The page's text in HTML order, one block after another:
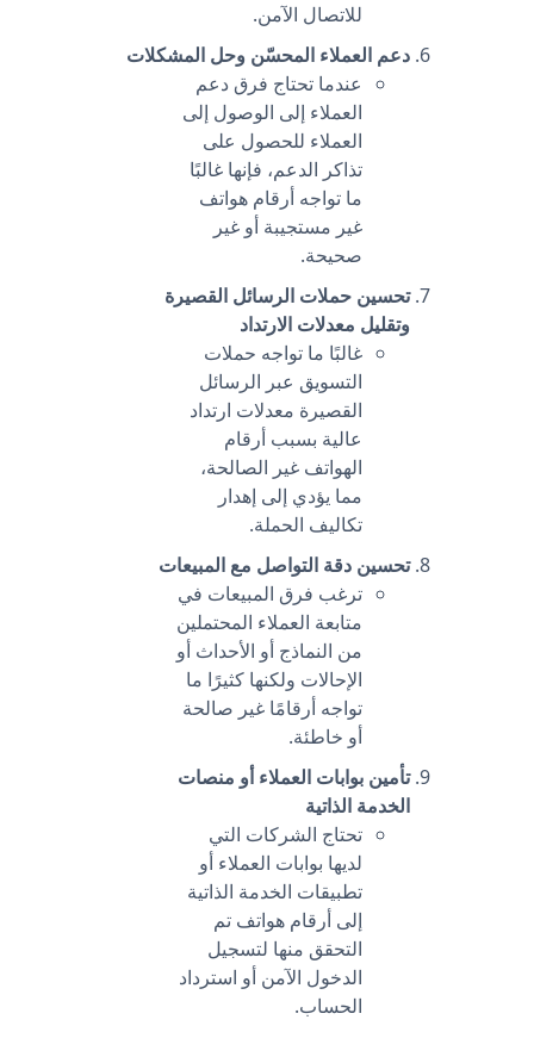
للاتصال الآمن.
دعم العملاء المحسّن وحل المشكلات
عندما تحتاج فرق دعم
العملاء إلى الوصول إلى
العملاء للحصول على
تذاكر الدعم، فإنها غالبًا
ما تواجه أرقام هواتف
غير مستجيبة أو غير
صحيحة.
تحسين حملات الرسائل القصيرة
وتقليل معدلات الارتداد
غالبًا ما تواجه حملات
التسويق عبر الرسائل
القصيرة معدلات ارتداد
عالية بسبب أرقام
الهواتف غير الصالحة،
مما يؤدي إلى إهدار
تكاليف الحملة.
تحسين دقة التواصل مع المبيعات
ترغب فرق المبيعات في
متابعة العملاء المحتملين
من النماذج أو الأحداث أو
الإحالات ولكنها كثيرًا ما
تواجه أرقامًا غير صالحة
أو خاطئة.
تأمين بوابات العملاء أو منصات
الخدمة الذاتية
تحتاج الشركات التي
لديها بوابات العملاء أو
تطبيقات الخدمة الذاتية
إلى أرقام هواتف تم
التحقق منها لتسجيل
الدخول الآمن أو استرداد
الحساب.